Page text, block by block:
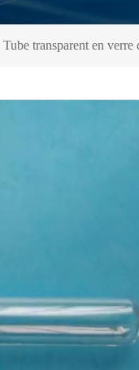
Tube transparent en